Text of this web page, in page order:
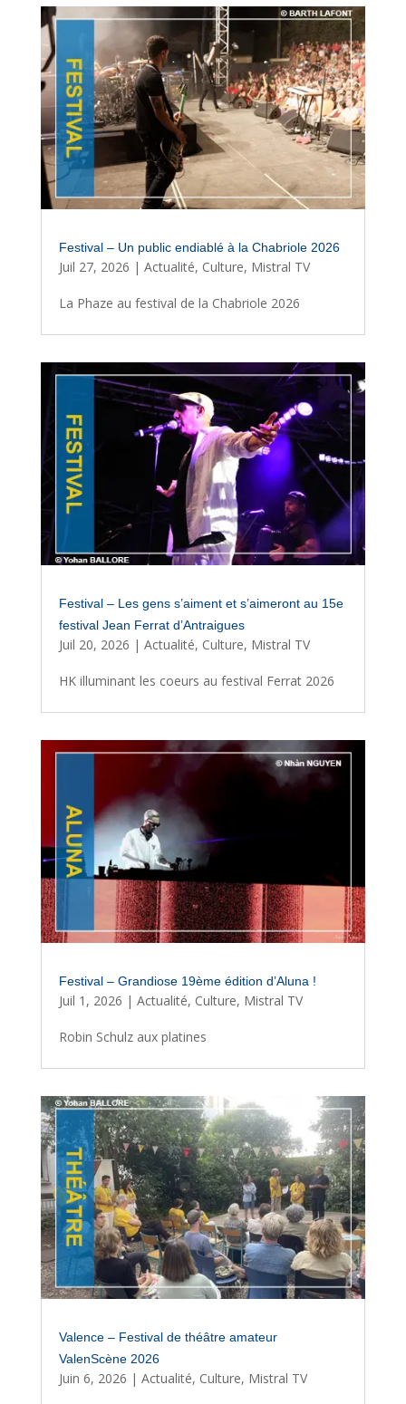
Festival – Un public endiablé à la Chabriole 2026
Juil 27, 2026 | Actualité, Culture, Mistral TV
La Phaze au festival de la Chabriole 2026
Festival – Les gens s’aiment et s’aimeront au 15e
festival Jean Ferrat d’Antraigues
Juil 20, 2026 | Actualité, Culture, Mistral TV
HK illuminant les coeurs au festival Ferrat 2026
Festival – Grandiose 19ème édition d’Aluna !
Juil 1, 2026 | Actualité, Culture, Mistral TV
Robin Schulz aux platines
Valence – Festival de théâtre amateur
ValenScène 2026
Juin 6, 2026 | Actualité, Culture, Mistral TV